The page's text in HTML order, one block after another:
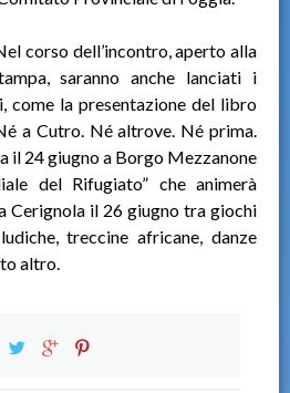
corso dell’incontro, aperto alla
saranno anche lanciati i
come la presentazione del libro
a Cutro. Né altrove. Né prima.
il 24 giugno a Borgo Mezzanone
del Rifugiato” che animerà
Cerignola il 26 giugno tra giochi
treccine africane, danze
altro.